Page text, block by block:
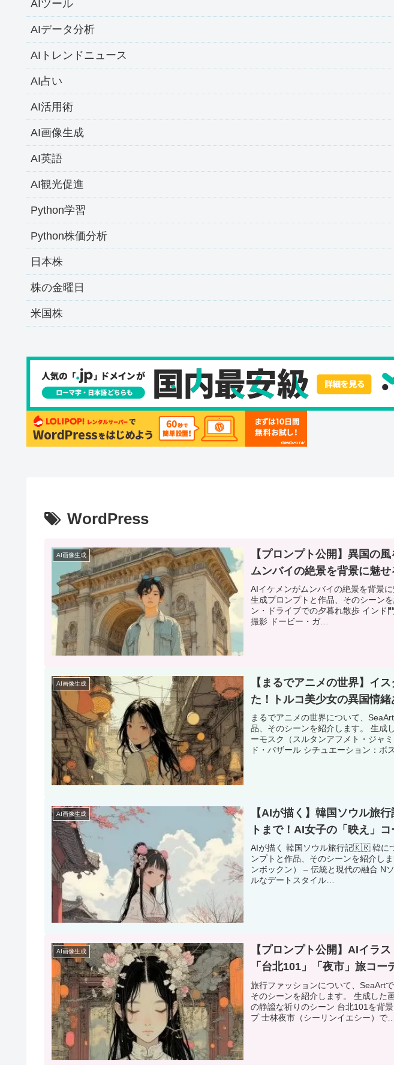
AIツール
AIデータ分析
AIトレンドニュース
AI占い
AI活用術
AI画像生成
AI英語
AI観光促進
Python学習
Python株価分析
日本株
株の金曜日
米国株
WordPress
AI画像生成
【プロンプト公開】異国の
ムンバイの絶景を背景に魅
AIイケメンがムンバイの絶景を背景
生成プロンプトと作品、そのシーン
ン・ドライブでの夕暮れ散歩 インド
撮影 ドービー・ガ…
AI画像生成
【まるでアニメの世界】イ
た！トルコ美少女の異国情
まるでアニメの世界について、
品、そのシーンを紹介します。 生成
ーモスク（スルタンアフメト・ジャ
ド・バザール シチュエーション：ボ
AI画像生成
【AIが描く】韓国ソウル旅
トまで！AI女子の「映え」
AIが描く 韓国ソウル旅行記🇰🇷 韓に
ンプトと作品、そのシーンを紹介し
ンボックン） – 伝統と現代の融合 N
ルなデートスタイル…
AI画像生成
【プロンプト公開】AIイラ
「台北101」「夜市」旅コー
旅行ファッションについて、SeaArt
そのシーンを紹介します。 生成した
の静謐な祈りのシーン 台北101を背
プ 士林夜市（シーリンイエシー）で…